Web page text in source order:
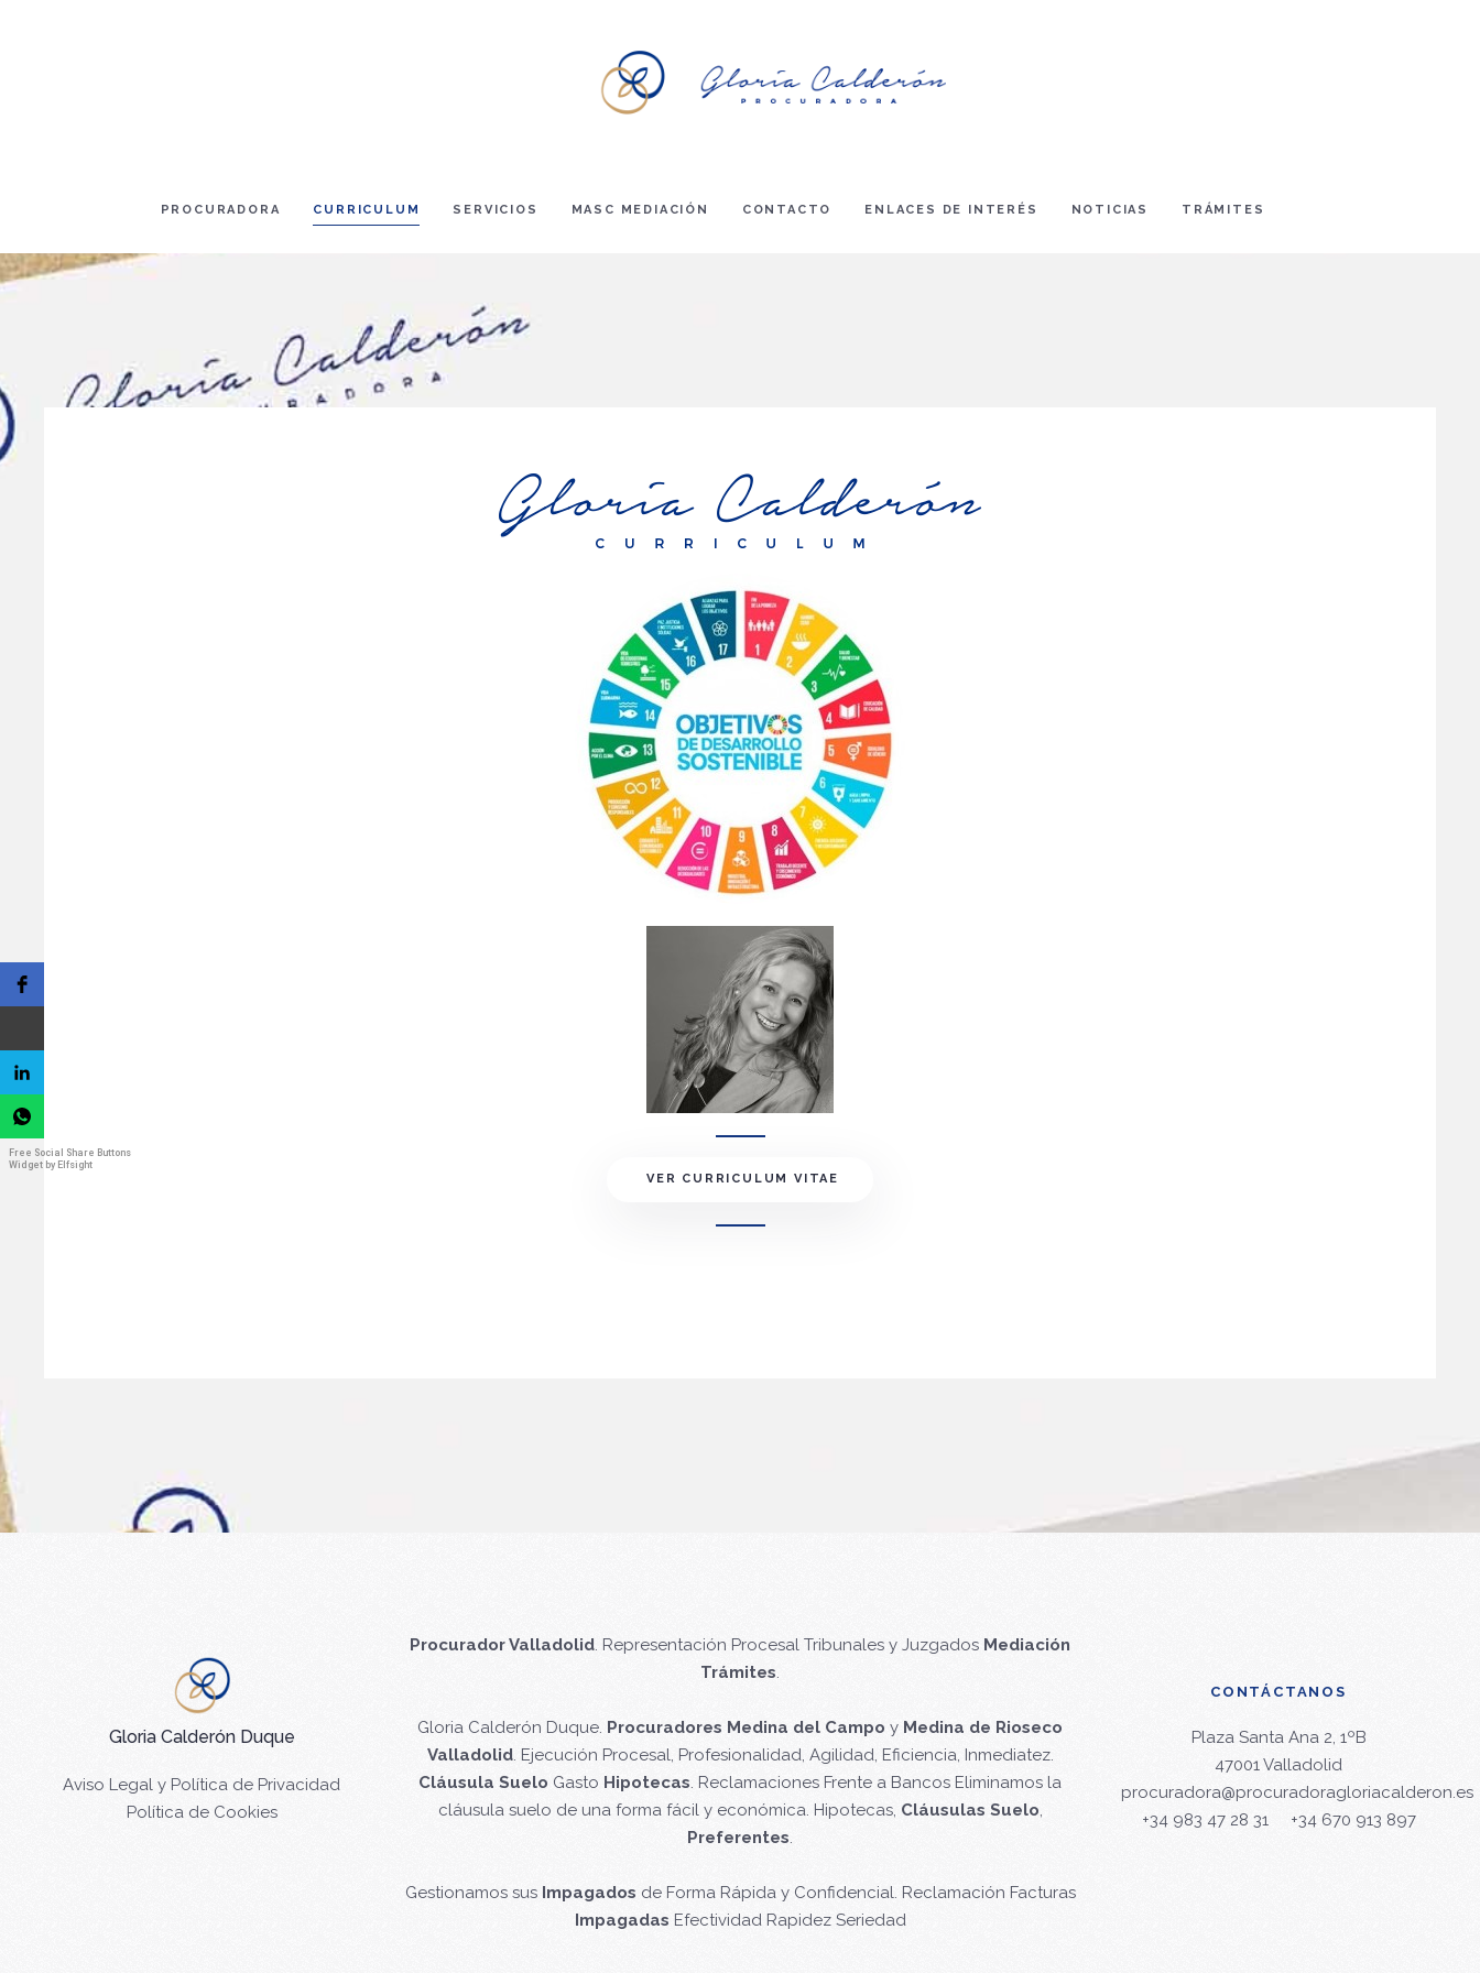
Free Social Share Buttons
Widget by Elfsight
PROCURADORA CURRICULUM SERVICIOS MASC MEDIACIÓN CONTACTO ENLACES DE INTERÉS NOTICIAS TRÁMITES
VER CURRICULUM VITAE
Gloria Calderón Duque
Aviso Legal y Política de Privacidad
Política de Cookies
Procurador Valladolid. Representación Procesal Tribunales y Juzgados Mediación
Trámites.
Gloria Calderón Duque. Procuradores Medina del Campo y Medina de Rioseco
Valladolid. Ejecución Procesal, Profesionalidad, Agilidad, Eficiencia, Inmediatez.
Cláusula Suelo Gasto Hipotecas. Reclamaciones Frente a Bancos Eliminamos la
cláusula suelo de una forma fácil y económica. Hipotecas, Cláusulas Suelo,
Preferentes.
Gestionamos sus Impagados de Forma Rápida y Confidencial. Reclamación Facturas
Impagadas Efectividad Rapidez Seriedad
CONTÁCTANOS
Plaza Santa Ana 2, 1ºB
47001 Valladolid
procuradora@procuradoragloriacalderon.es
+34 983 47 28 31
+34 670 913 897